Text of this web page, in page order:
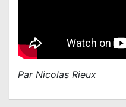
Par Nicolas Rieux